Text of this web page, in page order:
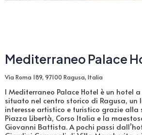
Mediterraneo Palace
Via Roma 189, 97100 Ragusa, Italia
l Mediterraneo Palace Hotel è un hotel
situato nel centro storico di Ragusa,
interesse artistico e turistico grazie alla
Piazza Libertà, Corso Italia e la
Giovanni Battista. A pochi passi